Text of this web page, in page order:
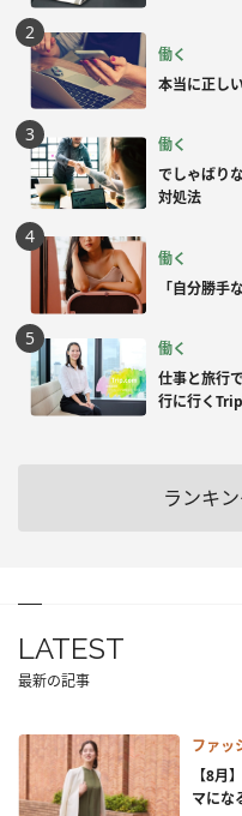
働く
本当に正し
働く
でしゃばり
対処法
働く
「自分勝手
働く
仕事と旅行
行に行く
ランキ
LATEST
最新の記事
ファッ
【8月
マにな